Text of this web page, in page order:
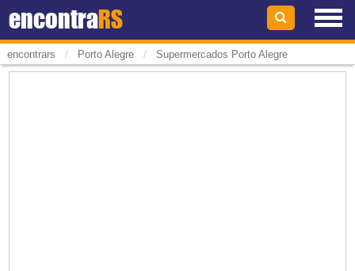
encontraRS
encontrars / Porto Alegre / Supermercados Porto Alegre